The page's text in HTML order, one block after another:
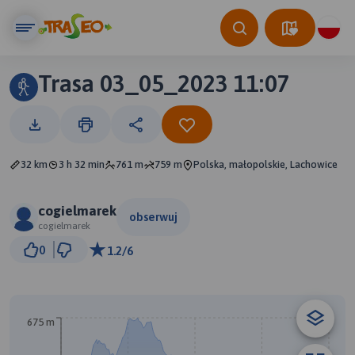
Trasa 03_05_2023 11:07
32 km 3 h 32 min 761 m 759 m Polska, małopolskie, Lachowice
cogielmarek
cogielmarek
obserwuj
0 1.2/6
675 m